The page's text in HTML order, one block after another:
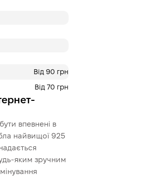
Від 90 грн
Від 70 грн
впевнені в
найвищої 925
яким зручним